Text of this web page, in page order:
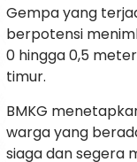
Gempa yang
berpotensi
0 hingga 0,5
timur.
BMKG
warga yang
siaga dan segera